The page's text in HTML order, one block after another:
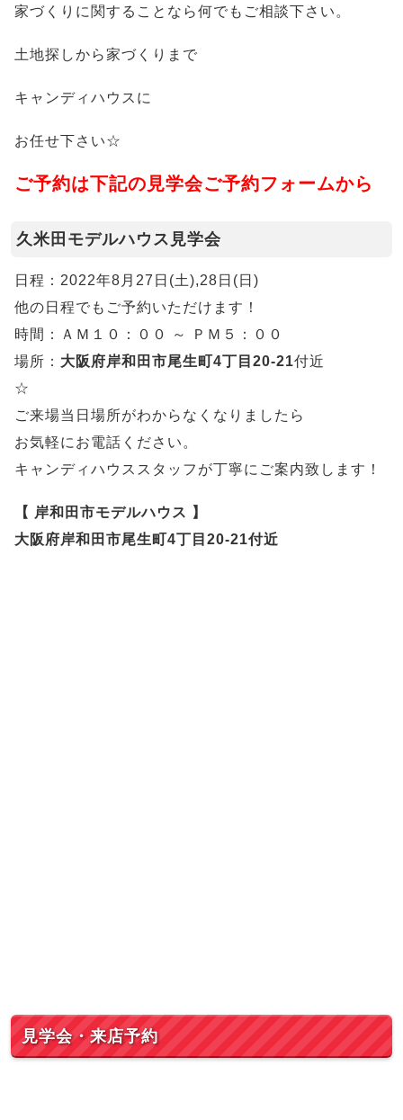
家づくりに関することなら何でもご相談下さい。
土地探しから家づくりまで
キャンディハウスに
お任せ下さい☆
ご予約は下記の見学会ご予約フォームから
久米田モデルハウス見学会
日程：2022年8月27日(土),28日(日)
他の日程でもご予約いただけます！
時間：ＡＭ１０：００ ～ ＰＭ５：００
場所： 大阪府岸和田市尾生町4丁目20-21付近
☆
ご来場当日場所がわからなくなりましたら
お気軽にお電話ください。
キャンディハウススタッフが丁寧にご案内致します！
【 岸和田市モデルハウス 】
大阪府岸和田市尾生町4丁目20-21付近
見学会・来店予約